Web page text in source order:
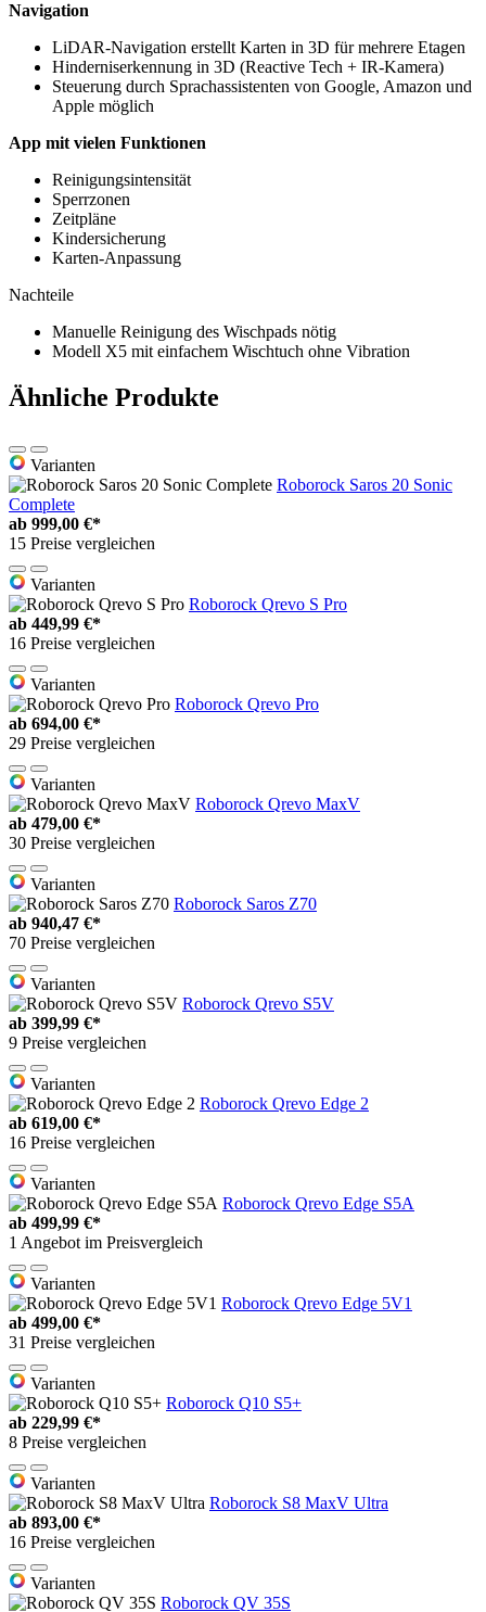
Navigation
LiDAR-Navigation erstellt Karten in 3D für mehrere Etagen
Hinderniserkennung in 3D (Reactive Tech + IR-Kamera)
Steuerung durch Sprachassistenten von Google, Amazon und
Apple möglich
App mit vielen Funktionen
Reinigungsintensität
Sperrzonen
Zeitpläne
Kindersicherung
Karten-Anpassung
Nachteile
Manuelle Reinigung des Wischpads nötig
Modell X5 mit einfachem Wischtuch ohne Vibration
Ähnliche Produkte
Varianten
Roborock Saros 20 Sonic
Complete
ab 999,00 €*
15 Preise vergleichen
Varianten
Roborock Qrevo S Pro
ab 449,99 €*
16 Preise vergleichen
Varianten
Roborock Qrevo Pro
ab 694,00 €*
29 Preise vergleichen
Varianten
Roborock Qrevo MaxV
ab 479,00 €*
30 Preise vergleichen
Varianten
Roborock Saros Z70
ab 940,47 €*
70 Preise vergleichen
Varianten
Roborock Qrevo S5V
ab 399,99 €*
9 Preise vergleichen
Varianten
Roborock Qrevo Edge 2
ab 619,00 €*
16 Preise vergleichen
Varianten
Roborock Qrevo Edge S5A
ab 499,99 €*
1 Angebot im Preisvergleich
Varianten
Roborock Qrevo Edge 5V1
ab 499,00 €*
31 Preise vergleichen
Varianten
Roborock Q10 S5+
ab 229,99 €*
8 Preise vergleichen
Varianten
Roborock S8 MaxV Ultra
ab 893,00 €*
16 Preise vergleichen
Varianten
Roborock QV 35S